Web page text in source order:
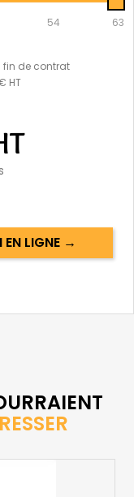
54
63
fin de contrat
HT
LIGNE →